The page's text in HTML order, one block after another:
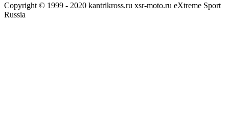
Copyright © 1999 - 2020 kantrikross.ru xsr-moto.ru eXtreme Sport
Russia